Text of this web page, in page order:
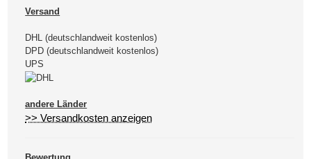
Versand
DHL (deutschlandweit kostenlos)
DPD (deutschlandweit kostenlos)
UPS
andere Länder
>> Versandkosten anzeigen